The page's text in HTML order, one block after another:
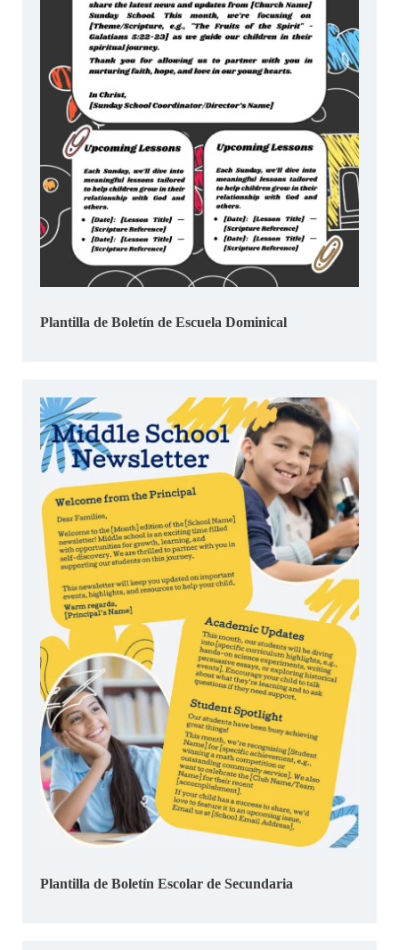
Plantilla de Boletín de Escuela Dominical
Plantilla de Boletín Escolar de Secundaria